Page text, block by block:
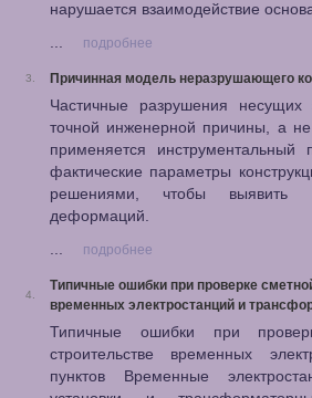
нарушается взаимодействие
...
подробнее
3. Причинная модель неразрушающего
Частичные разрушения несущих
точной инженерной причины, а
применяется
фактические параметры
решениями, чтобы выявить
деформаций.
...
подробнее
4.
Типичные ошибки при проверке
временных электростанций и
Типичные ошибки при
строительстве временных
пунктов Временные